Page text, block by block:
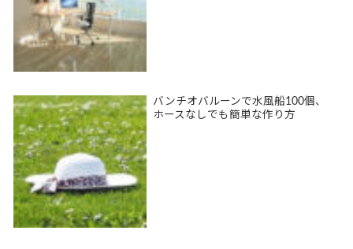
バンチオバルーンで水風船100個、
ホースなしでも簡単な作り方